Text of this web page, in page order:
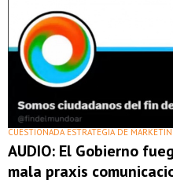
CUESTIONADA ESTRATEGIA DE
AUDIO: El Gobierno
mala praxis